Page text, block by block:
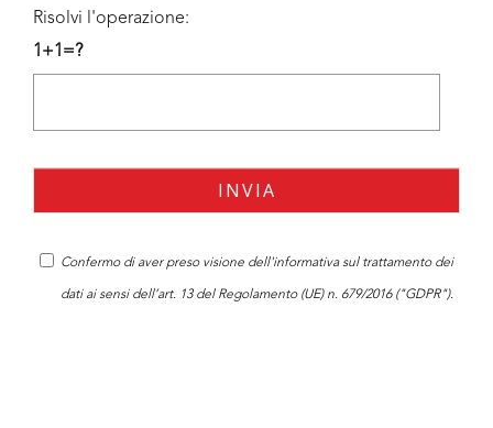
Risolvi l'operazione:
1+1=?
Confermo di aver preso visione dell'informativasul trattamento dei
dati ai sensi dell’art. 13 del Regolamento (UE) n. 679/2016 ("GDPR").